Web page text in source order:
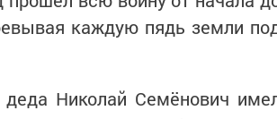
каждую пядь земли
Николай Семёнович